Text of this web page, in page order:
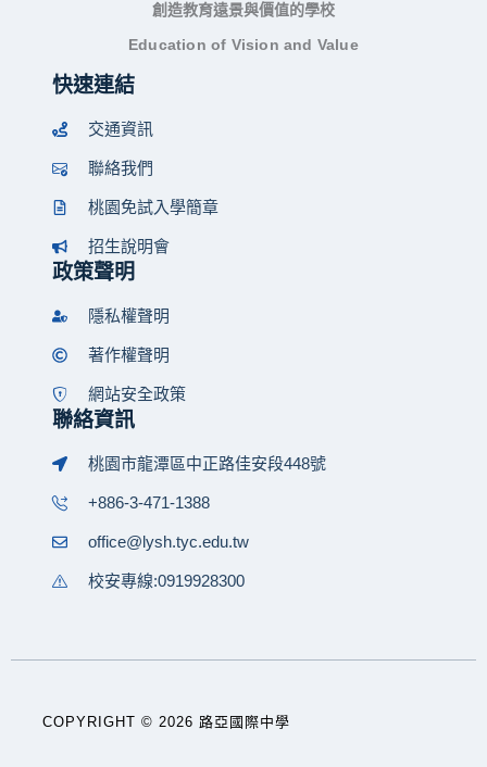
創造教育遠景與價值的學校
Education of Vision and Value
快速連結
交通資訊
聯絡我們
桃園免試入學簡章
招生說明會
政策聲明
隱私權聲明
著作權聲明
網站安全政策
聯絡資訊
桃園市龍潭區中正路佳安段448號
+886-3-471-1388
office@lysh.tyc.edu.tw
校安專線:0919928300
COPYRIGHT © 2026 路亞國際中學